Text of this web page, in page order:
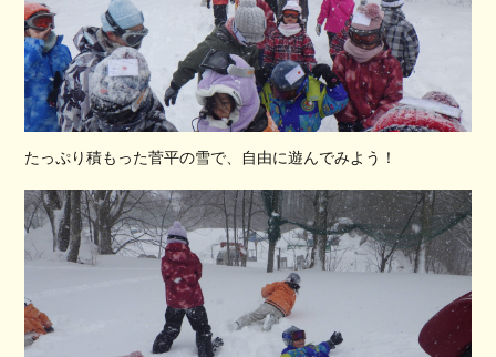
たっぷり積もった菅平の雪で、自由に遊んでみよう！